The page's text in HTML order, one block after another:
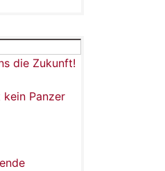
die Zukunft!
Panzer